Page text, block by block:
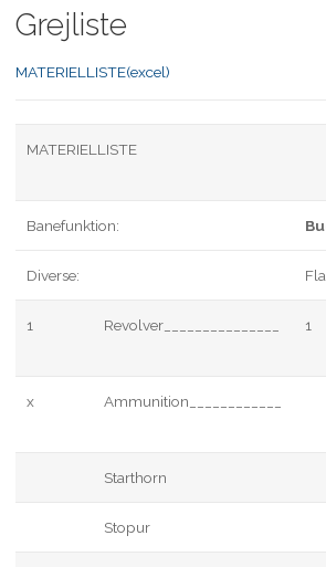
Grejliste
MATERIELLISTE(excel)
MATERIELLISTE
Banefunktion:
Diverse:
1 Revolver_______________ 1
x Ammunition____________
Starthorn
Stopur